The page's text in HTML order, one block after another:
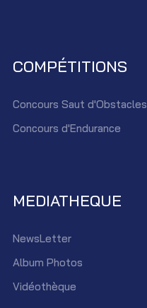
COMPÉTITIONS
Concours Saut d'Obstacles
Concours d'Endurance
MEDIATHEQUE
NewsLetter
Album Photos
Vidéothèque